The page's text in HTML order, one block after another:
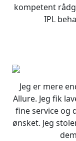
kompetent
IPL
Jeg er mere
Allure. Jeg fik
fine service og
ønsket. Jeg